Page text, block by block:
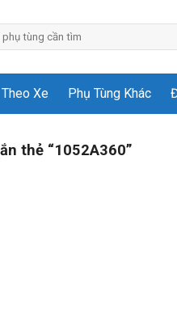
Theo Xe Phụ Tùng Khác
thẻ “1052A360”